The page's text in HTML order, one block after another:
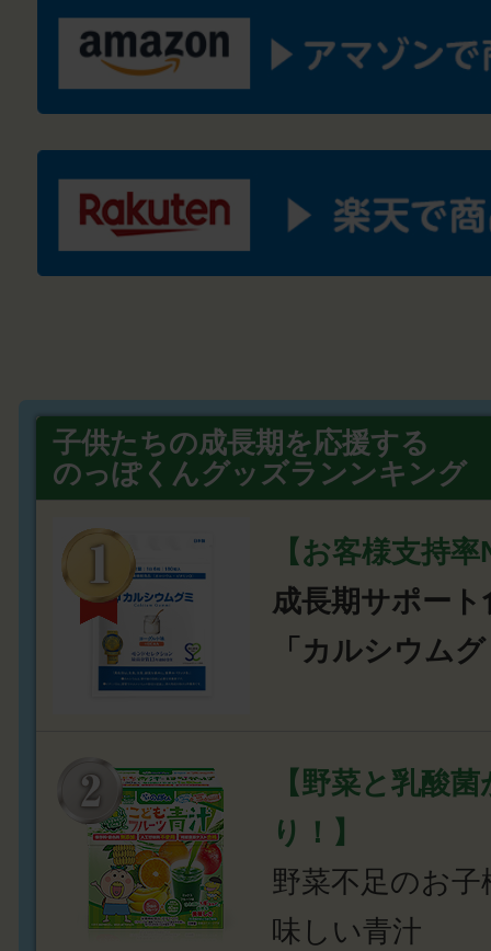
子供たちの成長期を応援する
のっぽくんグッズランンキング
【お客様支持
成長期サポート
「カルシウム
【野菜と乳酸
り！】
野菜不足のお
味しい青汁